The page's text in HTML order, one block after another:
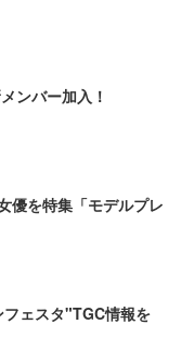
ンバー加入！
優を特集「モデルプレ
ェスタ"TGC情報を